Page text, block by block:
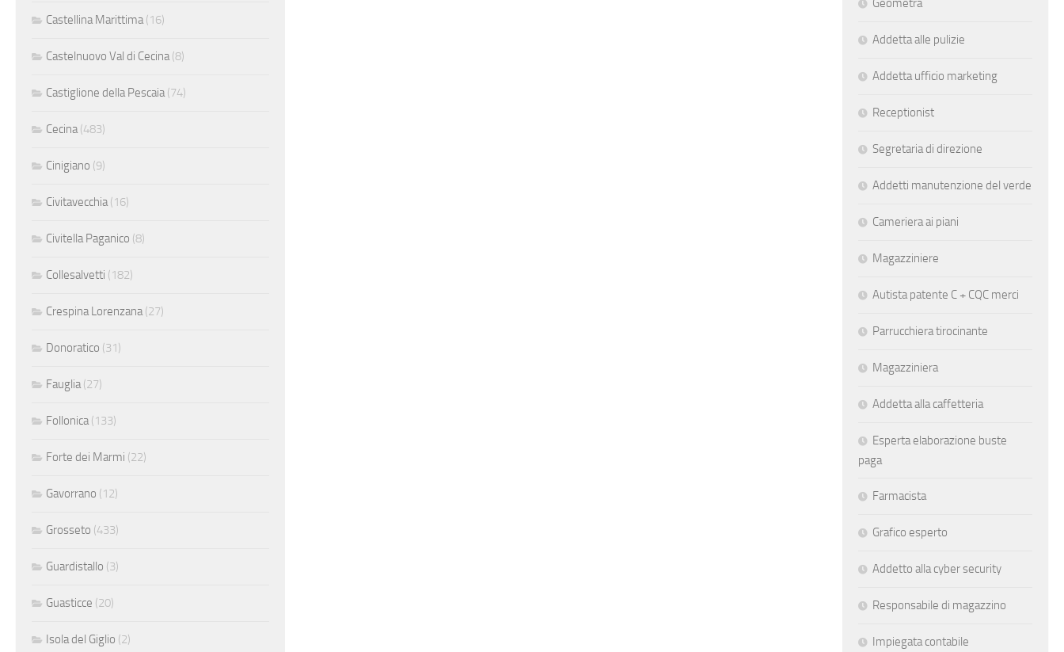
Castellina Marittima(16)
Castelnuovo Val di Cecina(8)
Castiglione della Pescaia(74)
Cecina(483)
Cinigiano (9)
Civitavecchia(16)
Civitella Paganico (8)
Collesalvetti (182)
Crespina Lorenzana(27)
Donoratico (31)
Fauglia(27)
Follonica(133)
Forte dei Marmi (22)
Gavorrano (12)
Grosseto (433)
Guardistallo (3)
Guasticce (20)
Isola del Giglio (2)
Geometra
Addetta alle pulizie
Addetta ufficio marketing
Receptionist
Segretaria di direzione
Addetti manutenzione del verde
Cameriera ai piani
Magazziniere
Autista patente C + CQC merci
Parrucchiera tirocinante
Magazziniera
Addetta alla caffetteria
Esperta elaborazione buste
paga
Farmacista
Grafico esperto
Addetto alla cyber security
Responsabile di magazzino
Impiegata contabile